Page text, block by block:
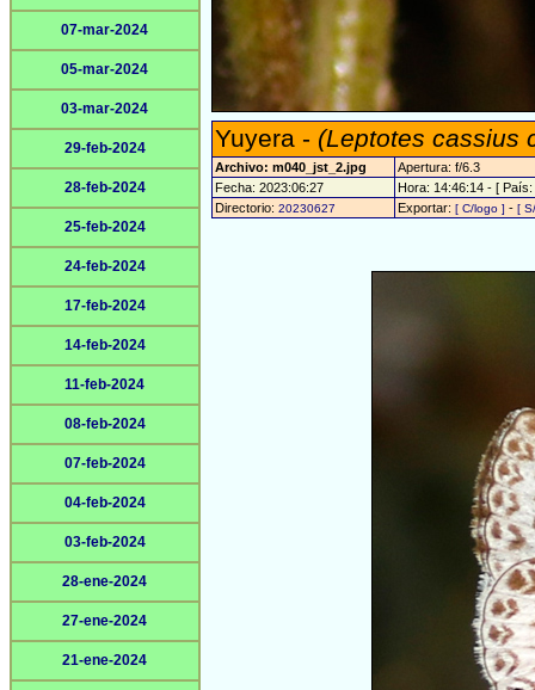
07-mar-2024
05-mar-2024
03-mar-2024
29-feb-2024
28-feb-2024
25-feb-2024
24-feb-2024
17-feb-2024
14-feb-2024
11-feb-2024
08-feb-2024
07-feb-2024
04-feb-2024
03-feb-2024
28-ene-2024
27-ene-2024
21-ene-2024
Yuyera - (Leptotes cassius
Archivo: m040_jst_2.jpg
Apertura: f/6.3
Fecha: 2023:06:27
Hora: 14:46:14 - [ País:
Directorio: 20230627 Exportar: [ C/logo ] - [